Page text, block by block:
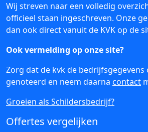
Wij streven naar een volledig
officieel staan ingeschreven. Onze
dan ook direct vanuit de KVK op de
Ook vermelding op onze site?
Zorg dat de kvk de
genoteerd en neem daarna contact
Groeien als Schildersbedrijf?
Offertes vergelijken